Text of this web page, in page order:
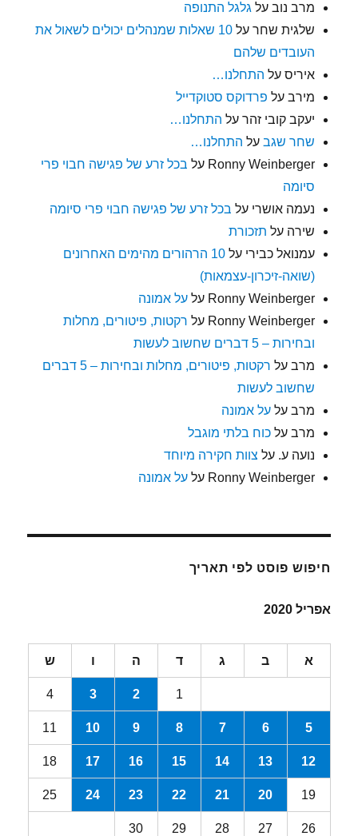
מרב נוב על גלגל התנופה
שלגית שחר על
10 שאלות שמנהלים יכולים לשאול את
העובדים שלהם
איריס על התחלנו…
מירב על פרדוקס סטוקדייל
יעקב קובי זהר על התחלנו…
שחר שגב על התחלנו…
Ronny Weinberger על בכל זרע של פגישה חבוי פרי
סיומה
נעמה אושרי על בכל זרע של פגישה חבוי פרי סיומה
שירה על תזכורת
עמנואל כבירי על
10 הרהורים מהימים האחרונים
(שואה-זיכרון-עצמאות)
Ronny Weinberger עלעל אמונה
Ronny Weinberger על רקטות, פיטורים, מחלות
ובחירות – 5 דברים שחשוב לעשות
מרב על
רקטות, פיטורים, מחלות ובחירות – 5 דברים
שחשוב לעשות
מרב עלעל אמונה
מרב עלכוח בלתי מוגבל
נועה ע. על צוות חקירה מיוחד
Ronny Weinberger עלעל אמונה
חיפוש פוסט לפי תאריך
אפריל 2020
א ב ג ד ה ו ש
1
2
3
4
5
6
7
8
9
10
11
12
13
14
15
16
17
18
19
20
21
22
23
24
25
26
27
28
29
30